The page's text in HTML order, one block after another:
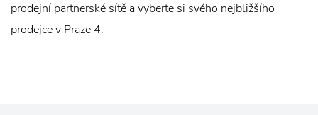
prodejní partnerské sítě a vyberte si svého nejbližšího
prodejce v Praze 4.